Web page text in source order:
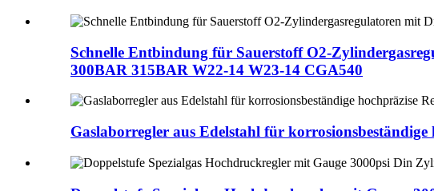
Schnelle Entbindung für Sauerstoff O2-
300BAR 315BAR W22-14 W23-14 CGA540
Gaslaborregler aus Edelstahl für